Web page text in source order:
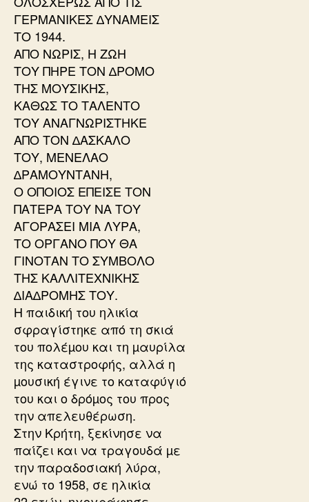
ΓΕΡΜΑΝΙΚΕΣ ∆ΥΝΑΜΕΙΣ
ΤΟ 1944.
ΑΠΟ ΝΩΡΙΣ, Η ΖΩΗ
ΤΟΥ ΠΗΡΕ ΤΟΝ ∆ΡΟΜΟ
ΤΗΣ ΜΟΥΣΙΚΗΣ,
ΚΑΘΩΣ ΤΟ ΤΑΛΕΝΤΟ
ΤΟΥ ΑΝΑΓΝΩΡΙΣΤΗΚΕ
ΑΠΟ ΤΟΝ ∆ΑΣΚΑΛΟ
ΤΟΥ, ΜΕΝΕΛΑΟ
∆ΡΑΜΟΥΝΤΑΝΗ,
Ο ΟΠΟΙΟΣ ΕΠΕΙΣΕ ΤΟΝ
ΠΑΤΕΡΑ ΤΟΥ ΝΑ ΤΟΥ
ΑΓΟΡΑΣΕΙ ΜΙΑ ΛΥΡΑ,
ΤΟ ΟΡΓΑΝΟ ΠΟΥ ΘΑ
ΓΙΝΟΤΑΝ ΤΟ ΣΥΜΒΟΛΟ
ΤΗΣ ΚΑΛΛΙΤΕΧΝΙΚΗΣ
∆ΙΑ∆ΡΟΜΗΣ ΤΟΥ.
Η παιδική του ηλικία
σφραγίστηκε από τη σκιά
του πολέµου και τη µαυρίλα
της καταστροφής, αλλά η
µουσική έγινε το καταφύγιό
του και ο δρόµος του προς
την απελευθέρωση.
Στην Κρήτη, ξεκίνησε να
παίζει και να τραγουδά µε
την παραδοσιακή λύρα,
ενώ το 1958, σε ηλικία